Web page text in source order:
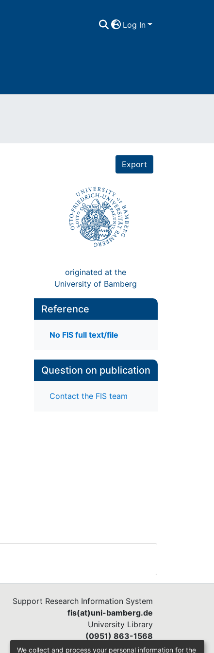
Log In
Export
originated at the
University of Bamberg
Reference
No FIS full text/file
Question on publication
Contact the FIS team
Support Research Information System
fis(at)uni-bamberg.de
University Library
(0951) 863-1568
We collect and process your personal information for the